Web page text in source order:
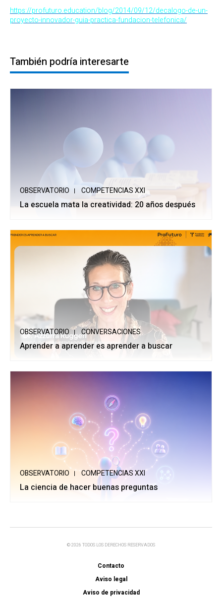
https://profuturo.education/blog/2014/09/12/decalogo-de-un-
proyecto-innovador-guia-practica-fundacion-telefonica/
También podría interesarte
OBSERVATORIO COMPETENCIAS XXI
La escuela mata la creatividad: 20 años después
OBSERVATORIO CONVERSACIONES
Aprender a aprender es aprender a buscar
OBSERVATORIO COMPETENCIAS XXI
La ciencia de hacer buenas preguntas
© 2026 TODOS LOS DERECHOS RESERVADOS
Contacto
Aviso legal
Aviso de privacidad